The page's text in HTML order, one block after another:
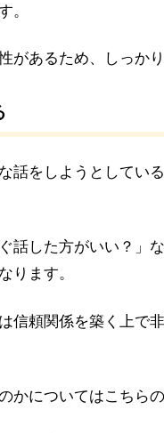
。
があるため、しっか
話をしようとしてい
話した方がいい？」
ります。
信頼関係を築く上で
かについてはこちら